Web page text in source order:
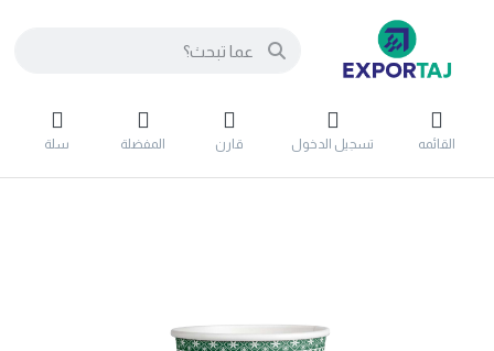
القائمه تسجيل الدخول قارن المفضلة سلة